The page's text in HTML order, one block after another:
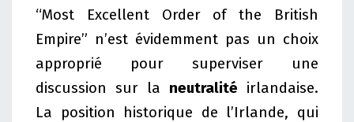
“Most Excellent Order of the British
Empire” n’est évidemment pas un choix
approprié pour superviser une
discussion sur la neutralité irlandaise.
La position historique de l’Irlande, qui